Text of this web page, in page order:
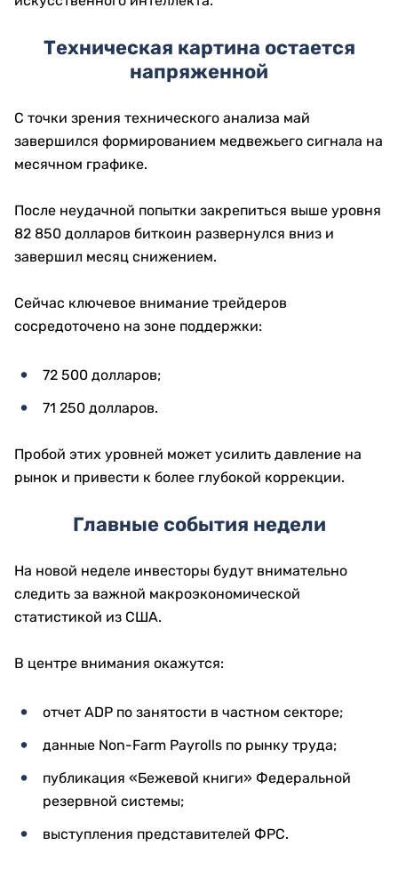
Техническая картина остается
напряженной
С точки зрения технического анализа май
завершился формированием медвежьего сигнала на
месячном графике.
После неудачной попытки закрепиться выше уровня
82 850 долларов биткоин развернулся вниз и
завершил месяц снижением.
Сейчас ключевое внимание трейдеров
сосредоточено на зоне поддержки:
72 500 долларов;
71 250 долларов.
Пробой этих уровней может усилить давление на
рынок и привести к более глубокой коррекции.
Главные события недели
На новой неделе инвесторы будут внимательно
следить за важной макроэкономической
статистикой из США.
В центре внимания окажутся:
отчет ADP по занятости в частном секторе;
данные Non-Farm Payrolls по рынку труда;
публикация «Бежевой книги» Федеральной
резервной системы;
выступления представителей ФРС.